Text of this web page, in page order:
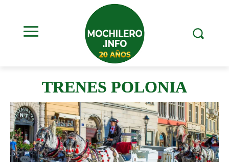
TRENES POLONIA